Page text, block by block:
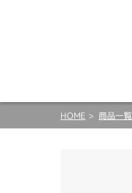
HOME 商品一覧